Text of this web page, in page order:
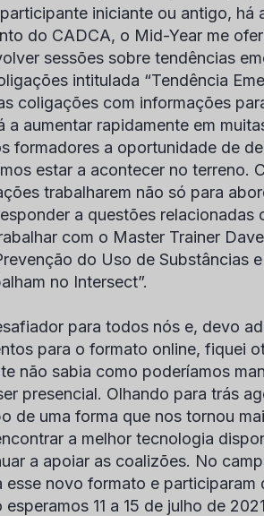
iniciante ou antigo,
do CADCA, o Mid-Year me
sessões sobre tendências
intitulada “Tendência
coligações com informações
a aumentar rapidamente em
formadores a oportunidade de
estar a acontecer no terreno.
trabalharem não só para
a questões relacionadas
com o Master Trainer
do Uso de Substâncias
no Intersect”.
para todos nós e, devo
para o formato online, fiquei
não sabia como poderíamos
presencial. Olhando para trás
de uma forma que nos tornou
a melhor tecnologia
a apoiar as coalizões. No
esse novo formato e participaram
11 a 15 de julho de